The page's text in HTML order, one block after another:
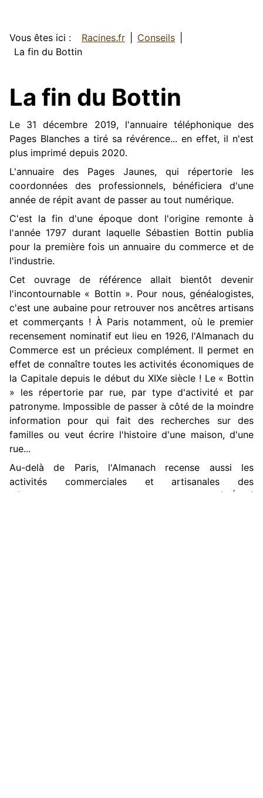
Vous êtes ici : Racines.fr
Conseils
La fin du Bottin
La fin du Bottin
Le 31 décembre 2019, l'annuaire téléphonique des
Pages Blanches a tiré sa révérence... en effet, il n'est
plus imprimé depuis 2020.
L'annuaire des Pages Jaunes, qui répertorie les
coordonnées des professionnels, bénéficiera d'une
année de répit avant de passer au tout numérique.
C'est la fin d'une époque dont l'origine remonte à
l'année 1797 durant laquelle Sébastien Bottin publia
pour la première fois un annuaire du commerce et de
l'industrie.
Cet ouvrage de référence allait bientôt devenir
l'incontournable « Bottin ». Pour nous, généalogistes,
c'est une aubaine pour retrouver nos ancêtres artisans
et commerçants ! À Paris notamment, où le premier
recensement nominatif eut lieu en 1926, l'Almanach du
Commerce est un précieux complément. Il permet en
effet de connaître toutes les activités économiques de
la Capitale depuis le début du XIXe siècle ! Le « Bottin
» les répertorie par rue, par type d'activité et par
patronyme. Impossible de passer à côté de la moindre
information pour qui fait des recherches sur des
familles ou veut écrire l'histoire d'une maison, d'une
rue...
Au-delà de Paris, l'Almanach recense aussi les
activités commerciales et artisanales des
départements de toute la France, par activité. Édité